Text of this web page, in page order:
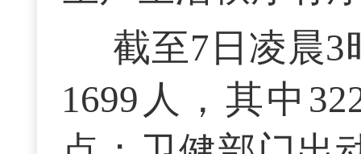
截至7日凌晨3
1699人，其中